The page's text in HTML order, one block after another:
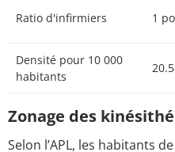
Ratio d'infirmiers 1
Densité pour 10 000
habitants
Zonage des
Selon l’APL, les habitants